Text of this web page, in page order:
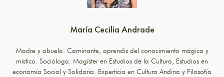
María Cecilia Andrade
Madre y abuela. Caminante, aprendiz del conocimiento mágico y
místico. Socióloga. Magíster en Estudios de la Cultura, Estudios en
economía Social y Solidaria. Experticia en Cultura Andina y Filosofía